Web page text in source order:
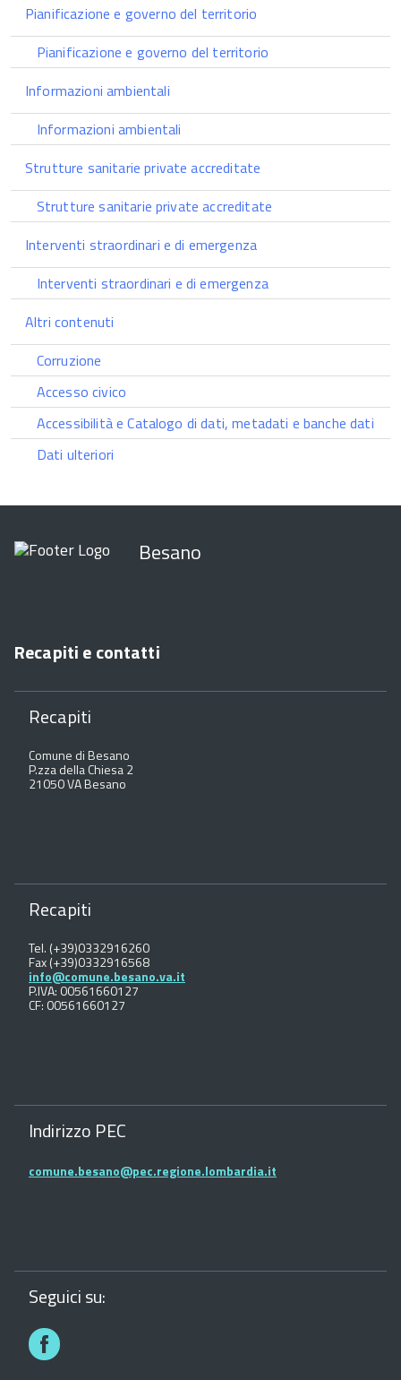
Pianificazione e governo del territorio
Pianificazione e governo del territorio
Informazioni ambientali
Informazioni ambientali
Strutture sanitarie private accreditate
Strutture sanitarie private accreditate
Interventi straordinari e di emergenza
Interventi straordinari e di emergenza
Altri contenuti
Corruzione
Accesso civico
Accessibilità e Catalogo di dati, metadati e banche dati
Dati ulteriori
Besano
Recapiti e contatti
Recapiti
Comune di Besano
P.zza della Chiesa 2
21050 VA Besano
Recapiti
Tel. (+39)0332916260
Fax (+39)0332916568
info@comune.besano.va.it
P.IVA: 00561660127
CF: 00561660127
Indirizzo PEC
comune.besano@pec.regione.lombardia.it
Seguici su: